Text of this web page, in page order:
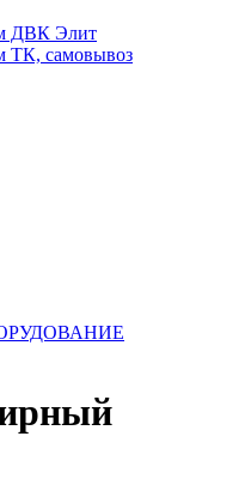
ДВК Элит
ТК, самовывоз